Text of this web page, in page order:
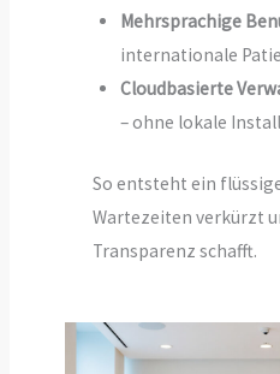
Mehrsprachige
internationale
Cloudbasierte
– ohne lokale
So entsteht ein
Wartezeiten verkürzt
Transparenz schafft.